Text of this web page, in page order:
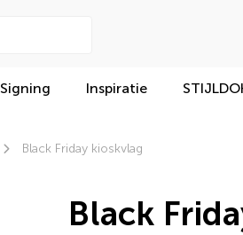
Signing Inspiratie
Black Friday kioskvlag
Black